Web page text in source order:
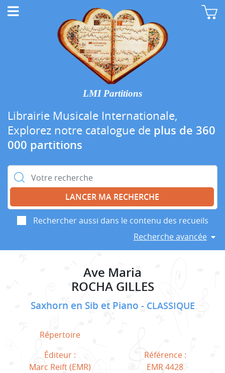
LMI Partitions
Librairie Musicale Internationale,
Explorez notre catalogue de plus de 360
000 partitions
Rechercher :
Rechercher aussi dans le contenu des recueils
Recherche avancée
Ave Maria
ROCHA GILLES
Saxhorn en Sib et Piano CLASSIQUE
Répertoire
Éditeur :
Marc Reift (EMR)
Référence :
EMR 4428